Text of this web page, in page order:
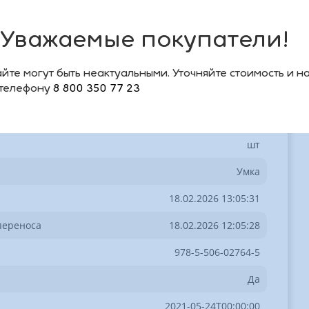
Раскраски и прописи
шт
Умка
18.02.2026 13:05:31
18.02.2026 12:05:28
978-5-506-02764-5
Да
2021-05-24T00:00:00
Уважаемые покупатели!
могут быть неактуальными. Уточняйте стоимость и
8 800 350 77 23